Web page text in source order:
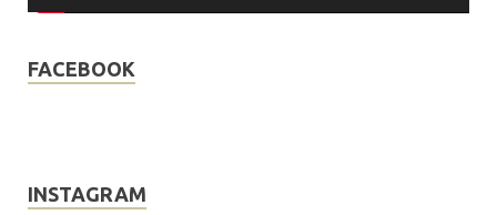
FACEBOOK
INSTAGRAM